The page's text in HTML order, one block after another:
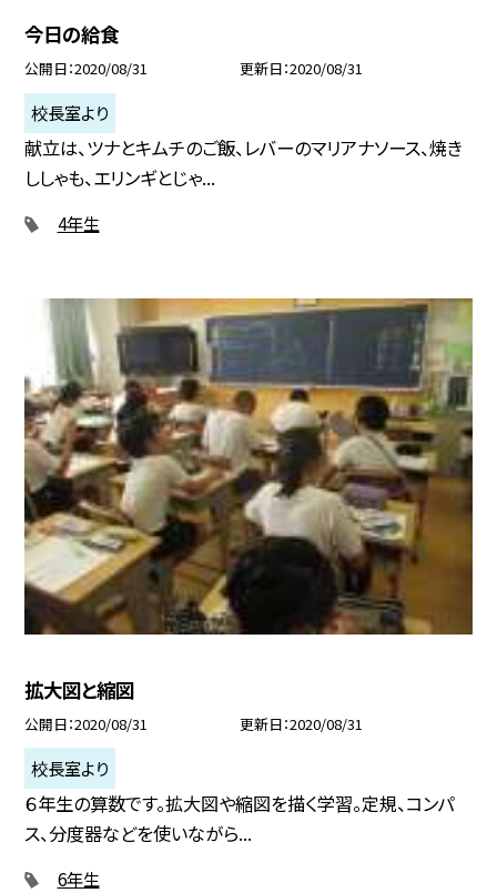
今日の給食
公開日 2020/08/31 更新日 2020/08/31
校長室より
献立は、ツナとキムチのご飯、レバーのマリアナソース、焼き
ししゃも、エリンギとじゃ...
4年生
拡大図と縮図
公開日 2020/08/31 更新日 2020/08/31
校長室より
６年生の算数です。拡大図や縮図を描く学習。定規、コンパ
ス、分度器などを使いながら...
6年生